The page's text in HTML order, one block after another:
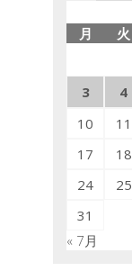
月 火
3
4
10
11
17
18
24
25
31
« 7月